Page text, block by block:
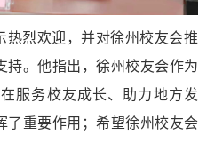
热烈欢迎，并对徐州校友会推
持。他指出，徐州校友会作为
服务校友成长、助力地方发
了重要作用；希望徐州校友会